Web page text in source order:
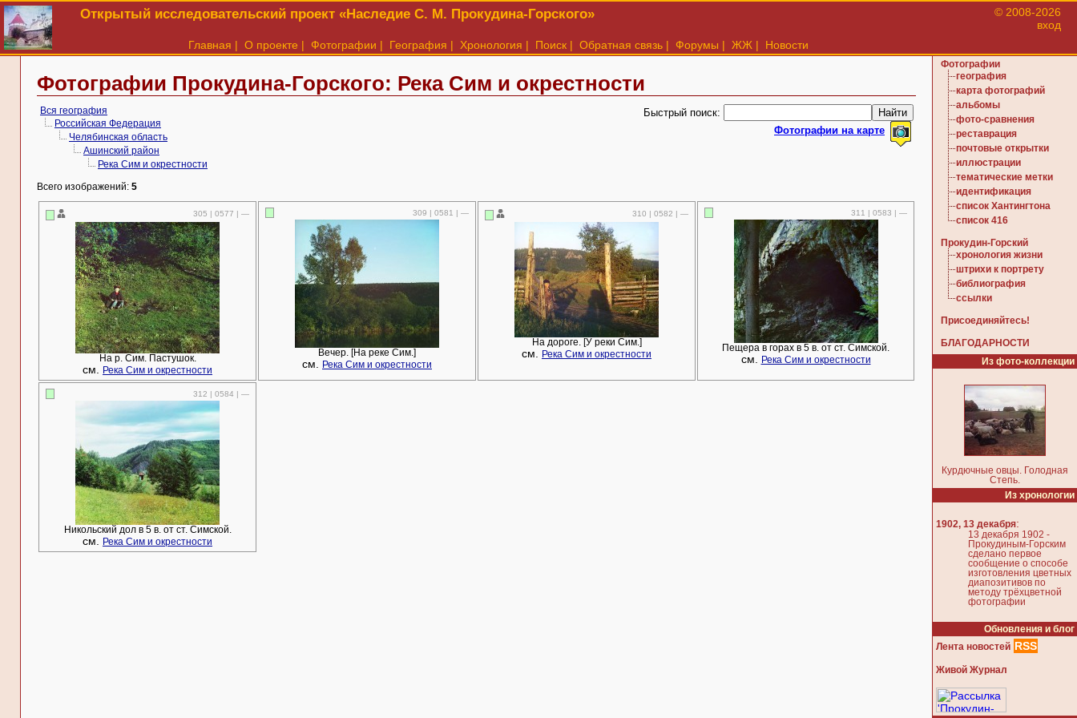
Открытый исследовательский проект «Наследие С. М. Прокудина-Горского»
© 2008-2026
вход
Главная | О проекте | Фотографии | География | Хронология | Поиск | Обратная связь | Форумы | ЖЖ | Новости
Фотографии Прокудина-Горского: Река Сим и окрестности
Вся география
Российская Федерация
Челябинская область
Ашинский район
Река Сим и окрестности
Быстрый поиск:
Фотографии на карте
Всего изображений: 5
305 | 0577 | —
На р. Сим. Пастушок.
см. Река Сим и окрестности
309 | 0581 | —
Вечер. [На реке Сим.]
см. Река Сим и окрестности
310 | 0582 | —
На дороге. [У реки Сим.]
см. Река Сим и окрестности
311 | 0583 | —
Пещера в горах в 5 в. от ст. Симской.
см. Река Сим и окрестности
312 | 0584 | —
Никольский дол в 5 в. от ст. Симской.
см. Река Сим и окрестности
Фотографии
география
карта фотографий
альбомы
фото-сравнения
реставрация
почтовые открытки
иллюстрации
тематические метки
идентификация
список Хантингтона
список 416
Прокудин-Горский
хронология жизни
штрихи к портрету
библиография
ссылки
Присоединяйтесь!
БЛАГОДАРНОСТИ
Из фото-коллекции
Курдючные овцы. Голодная
Степь.
Из хронологии
1902, 13 декабря:
13 декабря 1902 -
Прокудиным-Горским
сделано первое
сообщение о способе
изготовления цветных
диапозитивов по
методу трёхцветной
фотографии
Обновления и блог
Лента новостей RSS
Живой Журнал